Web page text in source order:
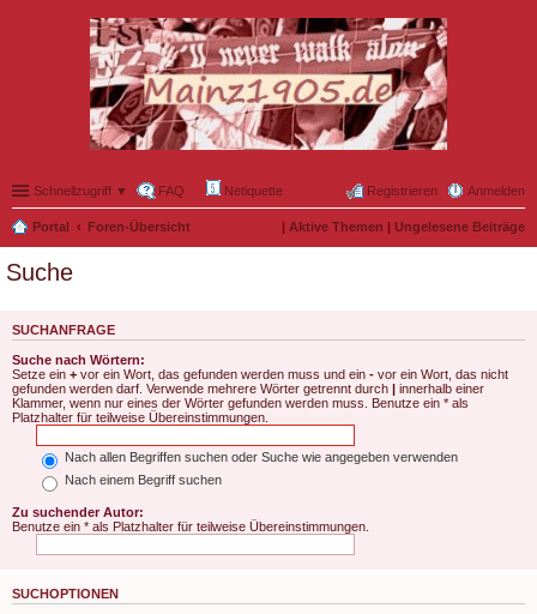
Schnellzugriff ▼ FAQ Netiquette Anmelden
Registrieren
Portal Foren-Übersicht | Aktive Themen | Ungelesene Beiträge
Suche
SUCHANFRAGE
Suche nach Wörtern:
Setze ein + vor ein Wort, das gefunden werden muss und ein - vor ein Wort, das nicht
gefunden werden darf. Verwende mehrere Wörter getrennt durch | innerhalb einer
Klammer, wenn nur eines der Wörter gefunden werden muss. Benutze ein * als
Platzhalter für teilweise Übereinstimmungen.
Nach allen Begriffen suchen oder Suche wie angegeben verwenden
Nach einem Begriff suchen
Zu suchender Autor:
Benutze ein * als Platzhalter für teilweise Übereinstimmungen.
SUCHOPTIONEN